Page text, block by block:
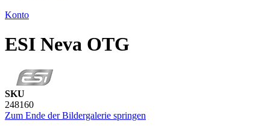
Konto
ESI Neva OTG
SKU
248160
Zum Ende der Bildergalerie springen